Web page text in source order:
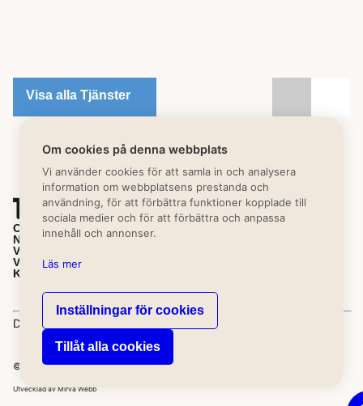
Om cookies på denna webbplats
Vi använder cookies för att samla in och analysera
information om webbplatsens prestanda och
användning, för att förbättra funktioner kopplade till
sociala medier och för att förbättra och anpassa
innehåll och annonser.
Läs mer
Inställningar för cookies
Tillåt alla cookies
Visa alla Tjänster
OM MIRVA
NYHETER
VÅRA KONTOR
VÅRA TJÄNSTER
KONTAKTA OSS
Driftsinformation Kunskapsbibliotek
© 2026 Mirva Sverige -Alla rättigheter förbehållna
Utvecklad av Mirva Webb